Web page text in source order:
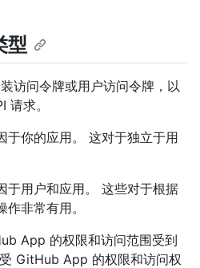
型
访问令牌或用户访问令牌，以
请求。
于你的应用。 这对于独立于用
于用户和应用。 这些对于根据
非常有用。
App 的权限和访问范围受到
GitHub App 的权限和访问权